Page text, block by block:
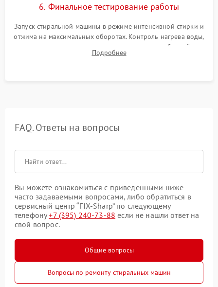
6. Финальное тестирование работы
Запуск стиральной машины в режиме интенсивной стирки и
отжима на максимальных оборотах. Контроль нагрева воды,
корректности слива, отсутствия излишних вибраций,
посторонних стуков и протечек под корпусом.
Подробнее
FAQ. Ответы на вопросы
Вы можете ознакомиться с приведенными ниже
часто задаваемыми вопросами, либо обратиться в
сервисный центр “FIX-Sharp” по следующему
телефону+7 (395) 240-73-88 если не нашли ответ на
свой вопрос.
Общие вопросы
Вопросы по ремонту стиральных машин